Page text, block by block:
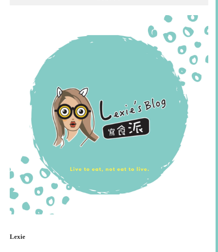
Lexie